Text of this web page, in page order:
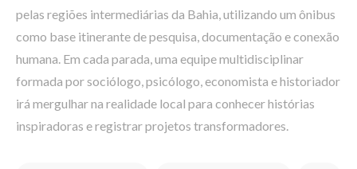
pelas regiões intermediárias da Bahia, utilizando um ônibus
como base itinerante de pesquisa, documentação e conexão
humana. Em cada parada, uma equipe multidisciplinar
formada por sociólogo, psicólogo, economista e historiador
irá mergulhar na realidade local para conhecer histórias
inspiradoras e registrar projetos transformadores.